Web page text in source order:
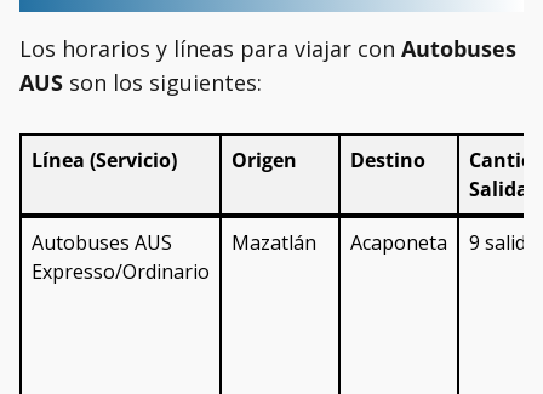
Los horarios y líneas para viajar con Autobuses
AUS son los siguientes:
Línea (Servicio) Origen Destino
Salidas
Línea (Servicio)
Origen Destino
Salidas
Autobuses AUS
Expresso/Ordinario
Mazatlán Acaponeta 9